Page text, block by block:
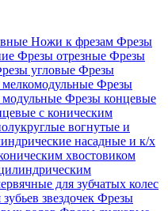
Ножи к фрезам Фрезы
Фрезы отрезные Фрезы
угловые Фрезы
мелкомодульные Фрезы
модульные Фрезы концевые
с коническим
вогнутые и
насадные и к/х
хвостовиком
для зубчатых колес
звездочек Фрезы